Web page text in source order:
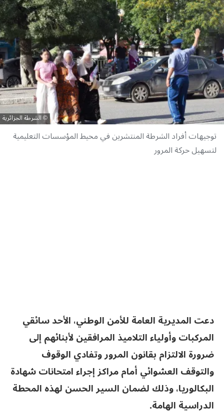
الشرطة الجزائرية
توجيهات أفراد الشرطة المنتشرين في محيط المؤسسات التعليمية
لتسهيل حركة المرور
دعت المديرية العامة للأمن الوطني، الأحد سائقي
المركبات وأولياء التلاميذ المرافقين لأبنائهم إلى
ضرورة الالتزام بقانون المرور وتفادي الوقوف
والتوقف العشوائي أمام مراكز إجراء امتحانات شهادة
البكالوريا، وذلك لضمان السير الحسن لهذه المحطة
الدراسية الهامة.